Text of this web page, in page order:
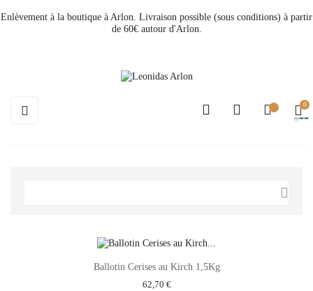
Enlèvement à la boutique à Arlon. Livraison possible (sous conditions) à partir
de 60€ autour d'Arlon.
Basculer
☰ 0

Ballotin Cerises au Kirch 1,5Kg
62,70 €